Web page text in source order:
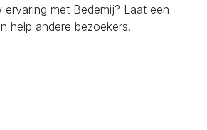
ervaring met Bedemij? Laat een
help andere bezoekers.